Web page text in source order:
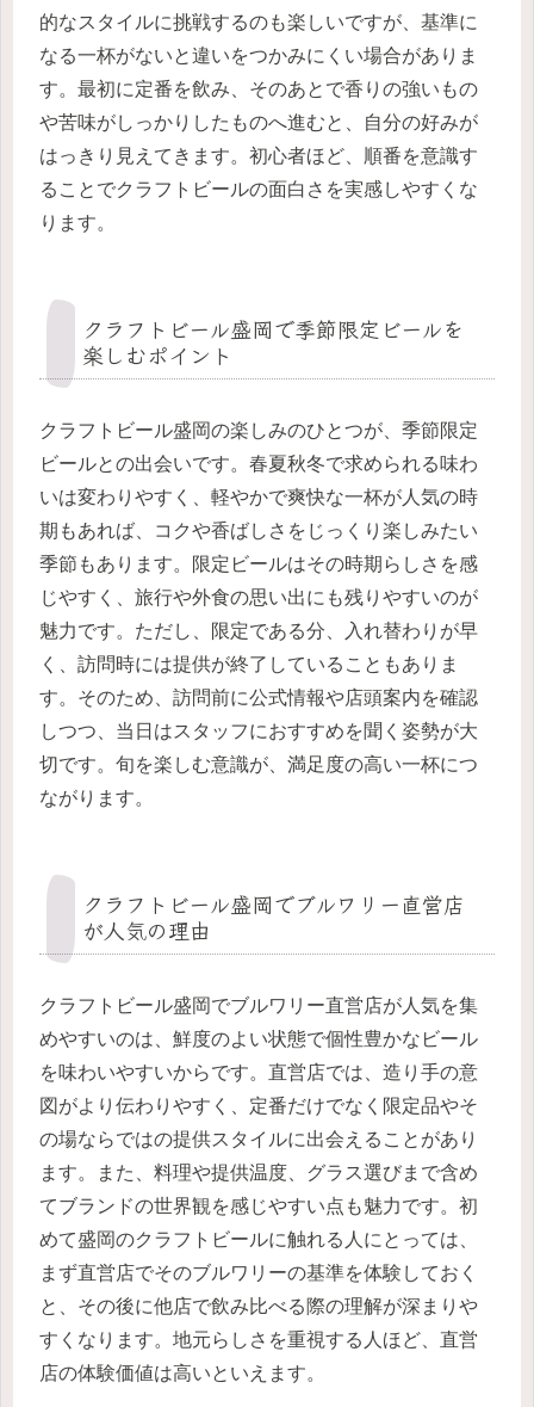
的なスタイルに挑戦するのも楽しいですが、基準に
なる一杯がないと違いをつかみにくい場合がありま
す。最初に定番を飲み、そのあとで香りの強いもの
や苦味がしっかりしたものへ進むと、自分の好みが
はっきり見えてきます。初心者ほど、順番を意識す
ることでクラフトビールの面白さを実感しやすくな
ります。
クラフトビール盛岡で季節限定ビールを
楽しむポイント
クラフトビール盛岡の楽しみのひとつが、季節限定
ビールとの出会いです。春夏秋冬で求められる味わ
いは変わりやすく、軽やかで爽快な一杯が人気の時
期もあれば、コクや香ばしさをじっくり楽しみたい
季節もあります。限定ビールはその時期らしさを感
じやすく、旅行や外食の思い出にも残りやすいのが
魅力です。ただし、限定である分、入れ替わりが早
く、訪問時には提供が終了していることもありま
す。そのため、訪問前に公式情報や店頭案内を確認
しつつ、当日はスタッフにおすすめを聞く姿勢が大
切です。旬を楽しむ意識が、満足度の高い一杯につ
ながります。
クラフトビール盛岡でブルワリー直営店
が人気の理由
クラフトビール盛岡でブルワリー直営店が人気を集
めやすいのは、鮮度のよい状態で個性豊かなビール
を味わいやすいからです。直営店では、造り手の意
図がより伝わりやすく、定番だけでなく限定品やそ
の場ならではの提供スタイルに出会えることがあり
ます。また、料理や提供温度、グラス選びまで含め
てブランドの世界観を感じやすい点も魅力です。初
めて盛岡のクラフトビールに触れる人にとっては、
まず直営店でそのブルワリーの基準を体験しておく
と、その後に他店で飲み比べる際の理解が深まりや
すくなります。地元らしさを重視する人ほど、直営
店の体験価値は高いといえます。